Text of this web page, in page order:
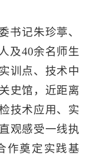
书记朱珍葶、
及40余名师生
训点、技术中
史馆，近距离
技术应用、实
观感受一线执
作奠定实践基